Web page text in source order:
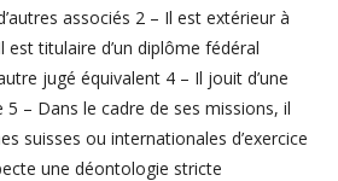
associés 2 – Il est extérieur à
est titulaire d’un diplôme fédéral
jugé équivalent 4 – Il jouit d’une
5 – Dans le cadre de ses missions, il
suisses ou internationales d’exercice
une déontologie stricte